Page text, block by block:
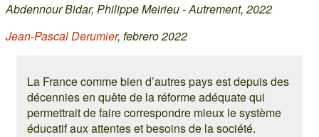
Abdennour Bidar, Philippe Meirieu - Autrement, 2022
Jean-Pascal Derumier, febrero 2022
La France comme bien d’autres pays est depuis des
décennies en quête de la réforme adéquate qui
permettrait de faire correspondre mieux le système
éducatif aux attentes et besoins de la société.